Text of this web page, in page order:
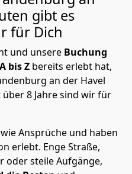
gibt es
für Dich
und unsere Buchung
bis Z bereits erlebt hat,
an der Havel
8 Jahre sind wir für
Ansprüche und haben
erlebt. Enge Straße,
oder steile Aufgänge,